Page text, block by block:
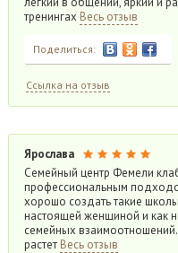
тренингах Весь отзыв
Поделиться:
Ссылка на отзыв
Ярослава
Семейный центр Фемели
профессиональным
хорошо создать такие
настоящей женщиной и как
семейных
растет Весь отзыв